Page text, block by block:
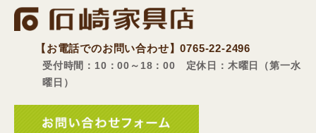
【お電話でのお問い合わせ】0765-22-2496
受付時間：10：00～18：00 定休日：木曜日（第一水
曜日）